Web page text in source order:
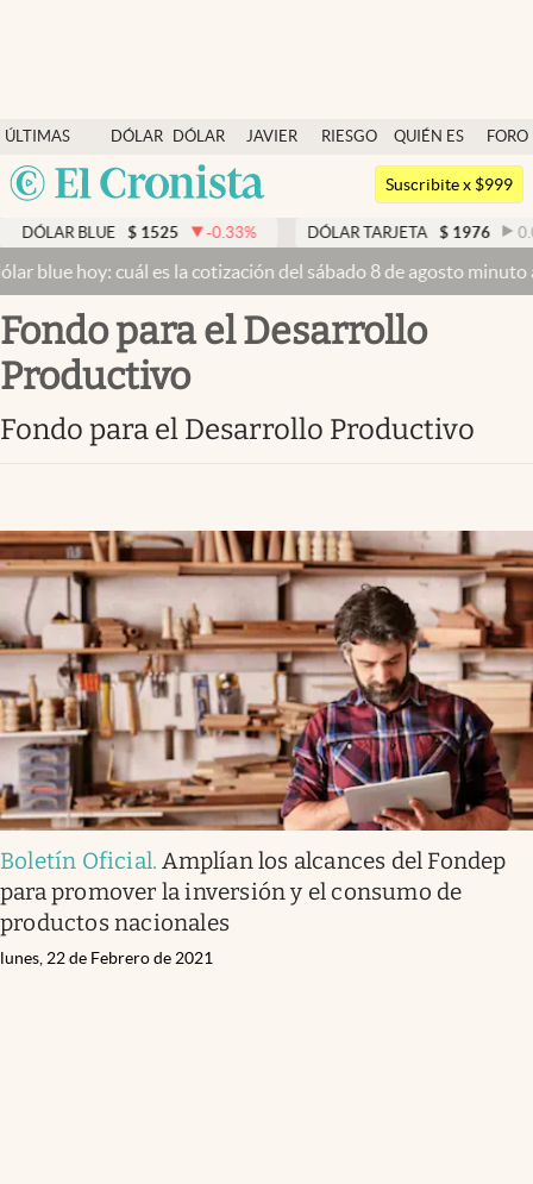
ÚLTIMAS
NOTICIAS
DÓLAR
DÓLAR
BLUE
JAVIER
RIESGO
QUIÉN ES
QUIÉN
FORO
Argentina
México
Dólar
Members
Economía y Política
Finanzas y Mercados
Mercados Online
Negocios
Infotechnology
Clase
Clima
Mundial 2026
Eventos Corporativos
El Cronista Studio
Mediakit
abre en nueva pestaña
Suscribite x $999
DÓLAR BLUE $ 1525 -0.33% DÓLAR TARJETA $ 1976 0.00
blue hoy: cuál es la cotización del sábado 8 de agosto minuto a
Fondo para el Desarrollo
Productivo
Fondo para el Desarrollo Productivo
Boletín Oficial.Amplían los alcances del Fondep
para promover la inversión y el consumo de
productos nacionales
lunes, 22 de Febrero de 2021